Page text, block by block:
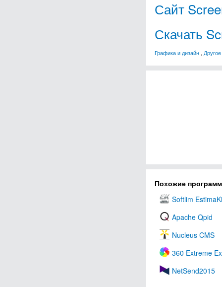
Сайт
Скачать
Графика и дизайн , Другое
Похожие
Softlim
Apache Qpid
Nucleus CMS
360 Extreme
NetSend2015